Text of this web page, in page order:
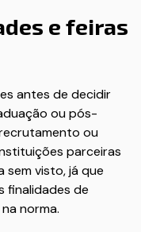
e feiras
antes de decidir
ou pós-
ou
parceiras
visto, já que
finalidades de
norma.